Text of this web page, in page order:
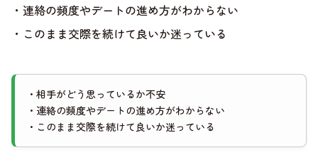
・連絡の頻度やデートの進め方がわからない
・このまま交際を続けて良いか迷っている
・相手がどう思っているか不安
・連絡の頻度やデートの進め方がわからない
・このまま交際を続けて良いか迷っている